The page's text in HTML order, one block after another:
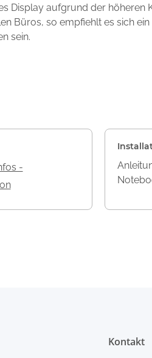
Display aufgrund der
Büros, so empfiehlt es sich
sein.
-
Kontakt